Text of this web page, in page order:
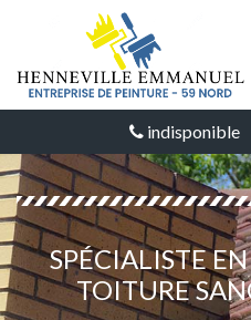
indisponible
SPÉCIALISTE
TOITURE